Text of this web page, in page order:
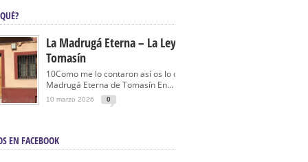
La Madrugá Eterna – La Leyenda De
Tomasín
10Como me lo contaron así os lo cuento… La
Madrugá Eterna de Tomasín En...
10 marzo 2026 0
EN FACEBOOK